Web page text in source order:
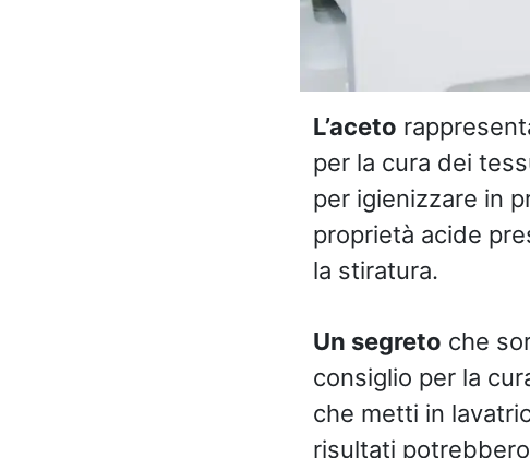
L’aceto
per la cura dei
per igienizzare in
proprietà acide
la stiratura.
Un segreto che
consiglio per la
che metti in
risultati